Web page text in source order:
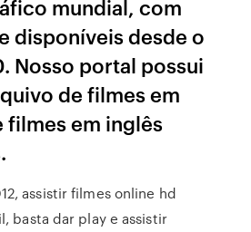
mundial, com
disponíveis desde o
Nosso portal possui
de filmes em
filmes em inglês
assistir filmes online hd
basta dar play e assistir